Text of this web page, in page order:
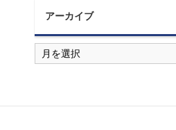
アーカイブ
ア
ー